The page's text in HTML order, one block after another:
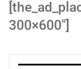
300×600″]